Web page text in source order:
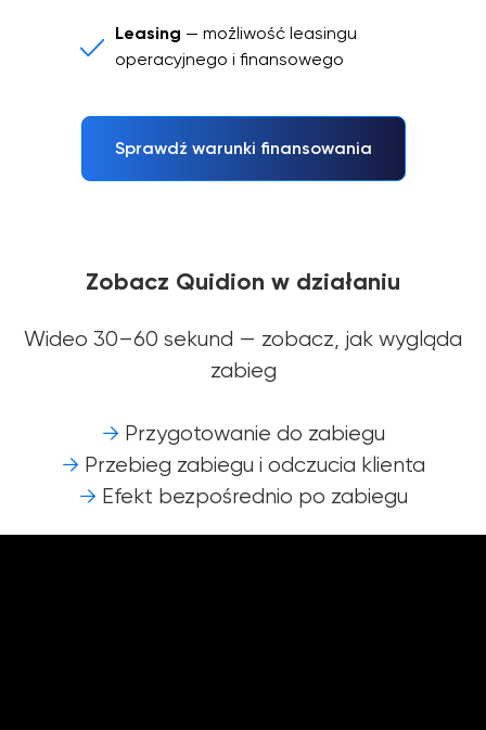
Leasing — możliwość leasingu
operacyjnego i finansowego
Sprawdź warunki finansowania
Zobacz Quidion w działaniu
Wideo 30–60 sekund — zobacz, jak wygląda
zabieg
→ Przygotowanie do zabiegu
→ Przebieg zabiegu i odczucia klienta
→ Efekt bezpośrednio po zabiegu